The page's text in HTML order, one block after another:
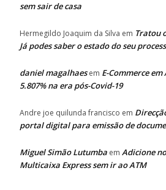
sem sair de casa
Hermegildo Joaquim da Silva em Tratou
Já podes saber o estado do seu
daniel magalhaesem E-Commerce
5.807% na era pós-Covid-19
Andre joe quilunda francisco em
portal digital para emissão de
Miguel Simão Lutumba em Adicione
Multicaixa Express sem ir ao ATM